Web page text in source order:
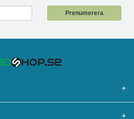
Prenumerera
+
+